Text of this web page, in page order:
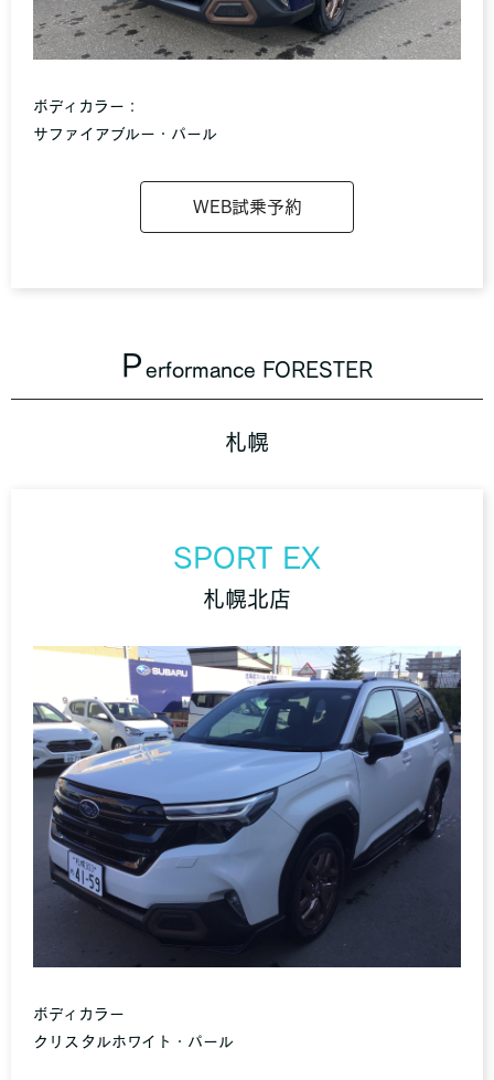
ボディカラー：
サファイアブルー・パール
WEB試乗予約
P erformance FORESTER
札幌
SPORT EX
札幌北店
ボディカラー
クリスタルホワイト・パール